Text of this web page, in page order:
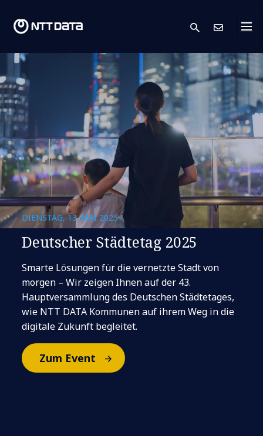
search
DIENSTAG, 13. MAI 2025
Deutscher Städtetag 2025
Smarte Lösungen für die vernetzte Stadt von
morgen – Wir zeigen Ihnen auf der 43.
Hauptversammlung des Deutschen Städtetages,
wie NTT DATA Kommunen auf ihrem Weg in die
digitale Zukunft begleitet.
Zum Event